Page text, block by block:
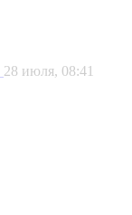
28 июля, 08:41